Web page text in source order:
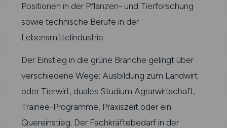
Positionen in der Pflanzen- und Tierforschung
sowie technische Berufe in der
Lebensmittelindustrie.
Der Einstieg in die grüne Branche gelingt über
verschiedene Wege: Ausbildung zum Landwirt
oder Tierwirt, duales Studium Agrarwirtschaft,
Trainee-Programme, Praxiszeit oder ein
Quereinstieg. Der Fachkräftebedarf in der